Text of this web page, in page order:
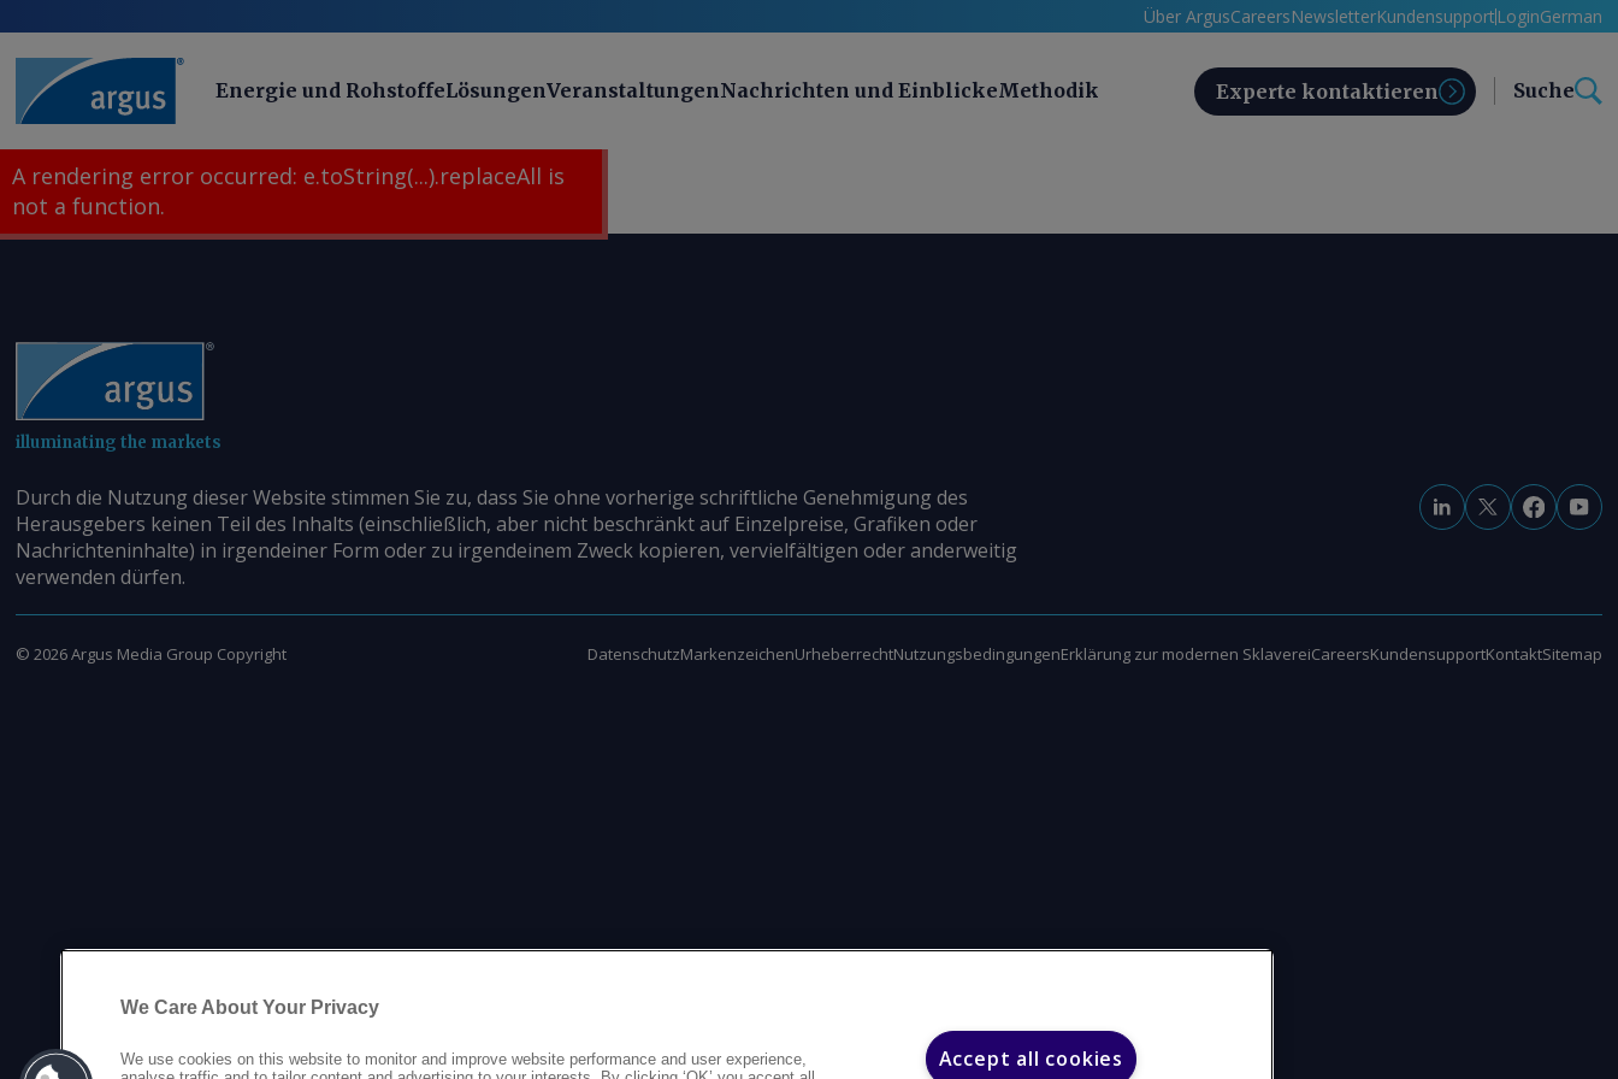
Über ArgusCareersNewsletterKundensupport LoginGerman
Energie und RohstoffeLösungenVeranstaltungenNachrichten und EinblickeMethodik Experte kontaktieren Suche
A rendering error occurred: e.toString(...).replaceAll is
not a function.
illuminating the markets
Durch die Nutzung dieser Website stimmen Sie zu, dass Sie ohne vorherige schriftliche Genehmigung des
Herausgebers keinen Teil des Inhalts (einschließlich, aber nicht beschränkt auf Einzelpreise, Grafiken oder
Nachrichteninhalte) in irgendeiner Form oder zu irgendeinem Zweck kopieren, vervielfältigen oder anderweitig
verwenden dürfen.
© 2026Argus Media Group Copyright DatenschutzMarkenzeichenUrheberrechtNutzungsbedingungenErklärung zur modernen SklavereiCareersKundensupportKontaktSitemap
We Care About Your Privacy
We use cookies on this website to monitor and improve website performance and user experience,
Accept all cookies